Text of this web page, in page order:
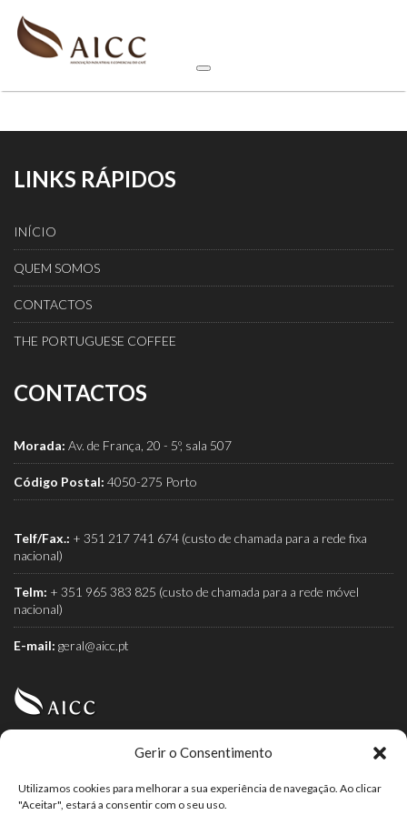
Gerir o Consentimento
Utilizamos cookies para melhorar a sua experiência de navegação. Ao clicar
"Aceitar", estará a consentir com o seu uso.
LINKS RÁPIDOS
INÍCIO
QUEM SOMOS
CONTACTOS
THE PORTUGUESE COFFEE
CONTACTOS
Morada: Av. de França, 20 - 5º, sala 507
Código Postal: 4050-275 Porto
Telf/Fax.: + 351 217 741 674 (custo de chamada para a rede fixa
nacional)
Telm: + 351 965 383 825 (custo de chamada para a rede móvel
nacional)
E-mail: geral@aicc.pt
AICC (Associação Industrial e Comercial do Café) é a
associação dos torrefactores de café.